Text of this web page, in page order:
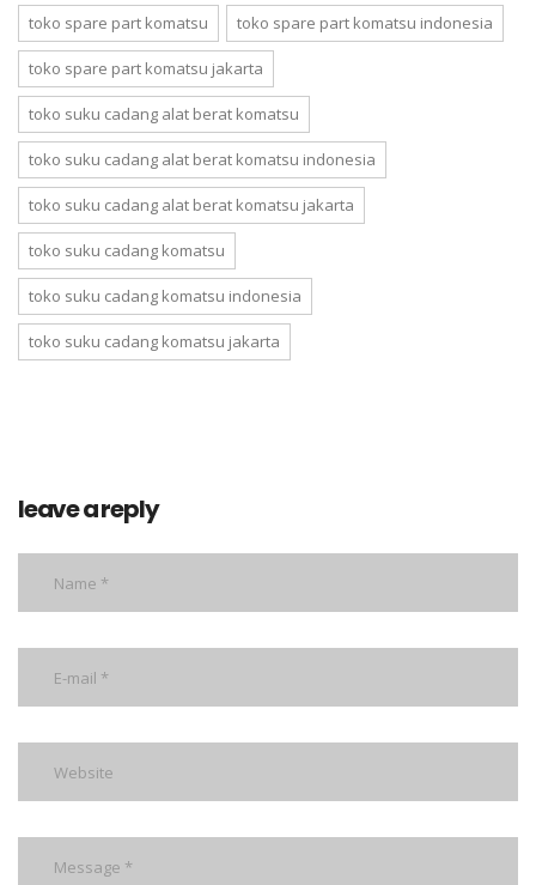
toko spare part komatsu toko spare part komatsu indonesia
toko spare part komatsu jakarta
toko suku cadang alat berat komatsu
toko suku cadang alat berat komatsu indonesia
toko suku cadang alat berat komatsu jakarta
toko suku cadang komatsu
toko suku cadang komatsu indonesia
toko suku cadang komatsu jakarta
leave a reply